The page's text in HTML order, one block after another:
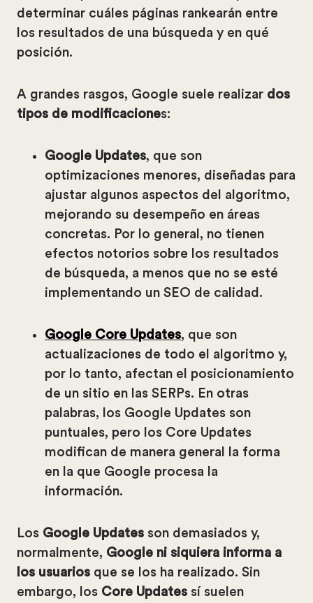
determinar cuáles páginas rankearán entre
los resultados de una búsqueda y en qué
posición.
A grandes rasgos, Google suele realizar dos
tipos de modificaciones:
Google Updates, que son
optimizaciones menores, diseñadas para
ajustar algunos aspectos del algoritmo,
mejorando su desempeño en áreas
concretas. Por lo general, no tienen
efectos notorios sobre los resultados
de búsqueda, a menos que no se esté
implementando un SEO de calidad.
Google Core Updates, que son
actualizaciones de todo el algoritmo y,
por lo tanto, afectan el posicionamiento
de un sitio en las SERPs. En otras
palabras, los Google Updates son
puntuales, pero los Core Updates
modifican de manera general la forma
en la que Google procesa la
información.
Los Google Updates son demasiados y,
normalmente, Google ni siquiera informa a
los usuarios que se los ha realizado. Sin
embargo, los Core Updates sí suelen